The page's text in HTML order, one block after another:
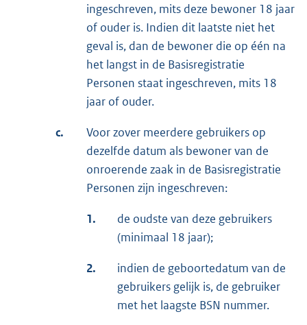
ingeschreven, mits deze bewoner 18 jaar
of ouder is. Indien dit laatste niet het
geval is, dan de bewoner die op één na
het langst in de Basisregistratie
Personen staat ingeschreven, mits 18
jaar of ouder.
c.
Voor zover meerdere gebruikers op
dezelfde datum als bewoner van de
onroerende zaak in de Basisregistratie
Personen zijn ingeschreven:
1.
de oudste van deze gebruikers
(minimaal 18 jaar);
2.
indien de geboortedatum van de
gebruikers gelijk is, de gebruiker
met het laagste BSN nummer.